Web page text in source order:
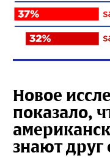
Новое
показало,
знают друг